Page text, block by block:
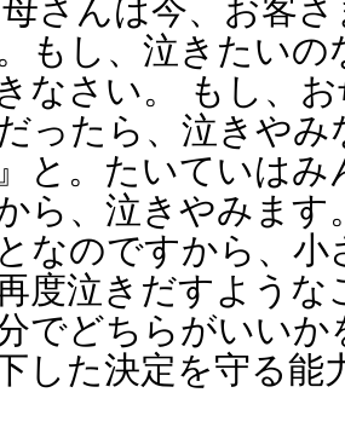
さんは今、お客
もし、泣きたい
なさい。 もし、
ったら、泣きや
と。たいていは
ら、泣きやみます
なのですから、
度泣きだすよう
でどちらがいい
した決定を守る能